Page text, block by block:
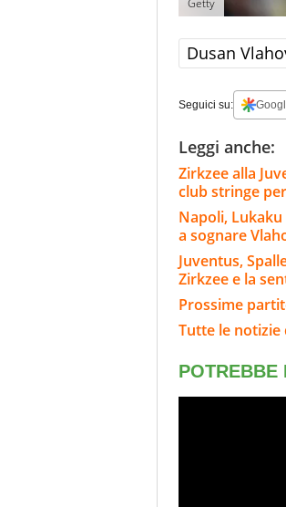
Dusan
Seguici su:
Leggi anche:
Zirkzee alla
club stringe
Napoli,
a sognare
Juventus,
Zirkzee e la
Prossime
Tutte le notizie